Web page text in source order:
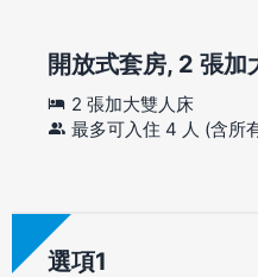
開放式套房, 2 張加
2 張加大雙人床
最多可入住 4 人 (含所
選項